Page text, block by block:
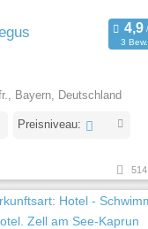
3 Bew.
Bayern, Deutschland
Preisniveau:
514